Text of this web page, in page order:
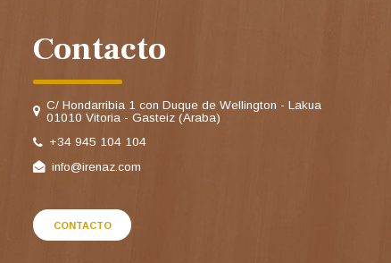
Contacto
C/ Hondarribia 1 con Duque de Wellington - Lakua
01010 Vitoria - Gasteiz (Araba)
+34 945 104 104
info@irenaz.com
CONTACTO